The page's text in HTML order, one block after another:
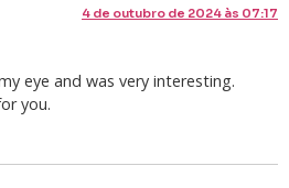
4 de outubro de 2024 às 07:17
eye and was very interesting.
you.